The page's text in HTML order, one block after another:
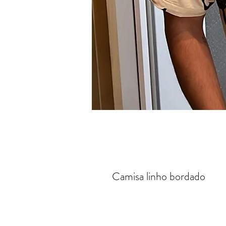
Camisa linho bordado